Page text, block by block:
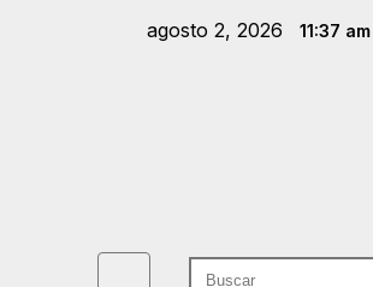
agosto 2, 2026 11:37 am